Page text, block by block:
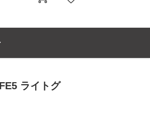
ライトグ